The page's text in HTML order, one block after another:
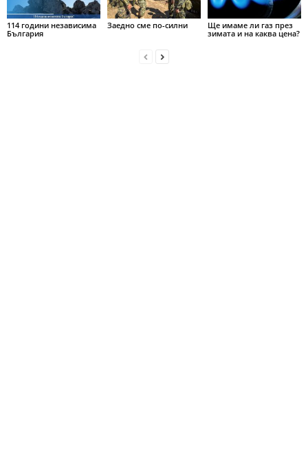
114 години независима
България
Заедно сме по-силни
Ще имаме ли газ през
зимата и на каква цена?